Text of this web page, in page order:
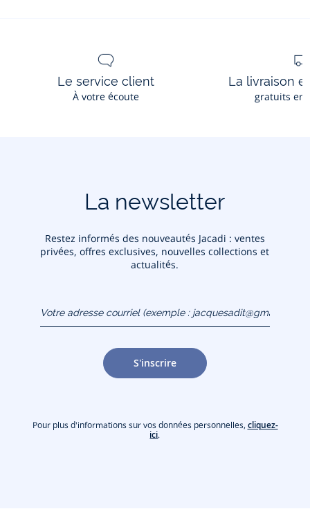
Le service client
À votre écoute
La livraison
gratuits en
La newsletter
Restez informés des nouveautés Jacadi : ventes
privées, offres exclusives, nouvelles collections et
actualités.
(exemple :
jacquesadit@gmail.com)
S'inscrire
Pour plus d'informations sur vos données personnelles, cliquez-
ici.